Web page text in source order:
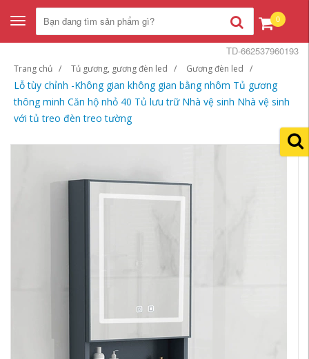
Toggle
navigation
0
Trang chủ Tủ gương, gương đèn led Gương đèn led
Lỗ tùy chỉnh -Không gian không gian bằng nhôm Tủ gương
thông minh Căn hộ nhỏ 40 Tủ lưu trữ Nhà vệ sinh Nhà vệ sinh
với tủ treo đèn treo tường
TD-662537960193